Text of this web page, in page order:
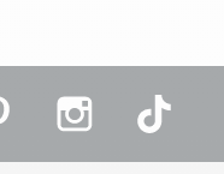
Pinterest Instagram